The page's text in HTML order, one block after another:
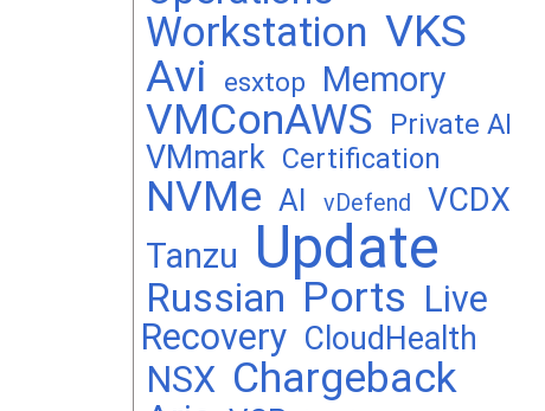
Workstation VKS
Avi
esxtop Memory
VMConAWS Private AI
VMmark Certification
NVMe AI vDefend VCDX
Tanzu Update
Russian Ports Live
Recovery CloudHealth
NSX Chargeback